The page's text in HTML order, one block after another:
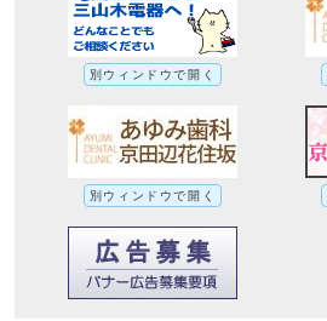
別ウィンドウで開く
別ウィンドウで開く